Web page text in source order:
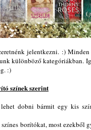
jelentkezni. :)
különböző kategóriákban.
:)
színek szerint
dobni bármit egy kis
borítókat, most ezekből